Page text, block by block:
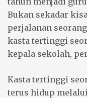
Bukan sekadar
perjalanan
kasta tertinggi
kepala sekolah,
Kasta tertinggi
terus hidup